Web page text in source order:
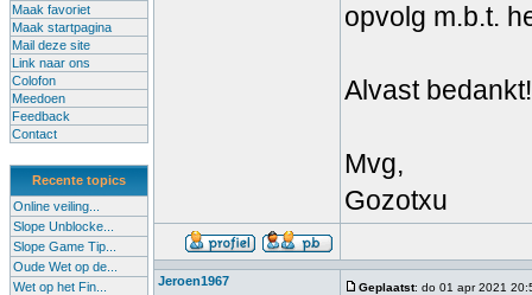
Maak favoriet
Maak startpagina
Mail deze site
Link naar ons
Colofon
Meedoen
Feedback
Contact
Recente topics
Online veiling...
Slope Unblocke...
Slope Game Tip...
Oude Wet op de...
Wet op het Fin...
opvolg m.b.t.
Alvast bedankt!
Mvg,
Gozotxu
Jeroen1967 Geplaatst: do 01 apr 2021